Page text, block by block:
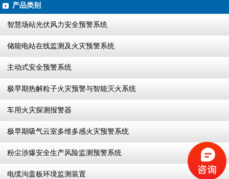
产品类别
智慧场站光伏风力安全预警系统
储能电站在线监测及火灾预警系统
主动式安全预警系统
极早期热解粒子火灾预警与智能灭火系统
车用火灾探测报警器
极早期吸气云室多维多感火灾预警系统
粉尘涉爆安全生产风险监测预警系统
电缆沟盖板环境监测装置